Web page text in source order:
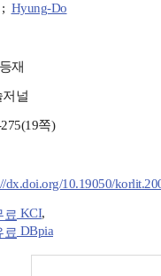
Hyung-Do
재
저널
쪽)
dx.doi.org/10.19050/
KCI,
DBpia